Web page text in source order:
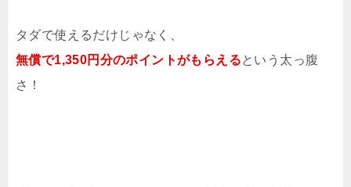
タダで使えるだけじゃなく、
無償で1,350円分のポイントがもらえるという太っ腹
さ！